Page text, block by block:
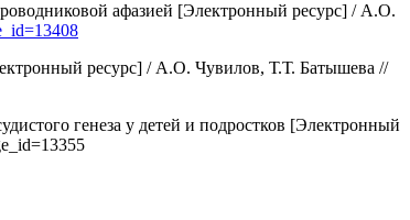
афазией [Электронный ресурс] / А.О.
ресурс] / А.О. Чувилов, Т.Т. Батышева //
генеза у детей и подростков [Электронный